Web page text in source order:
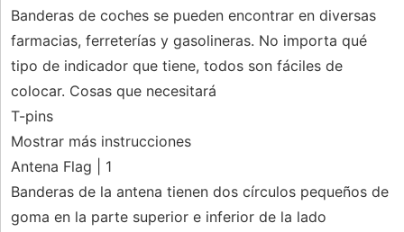
Banderas de coches se pueden encontrar en diversas
farmacias, ferreterías y gasolineras. No importa qué
tipo de indicador que tiene, todos son fáciles de
colocar. Cosas que necesitará
T-pins
Mostrar más instrucciones
Antena Flag | 1
Banderas de la antena tienen dos círculos pequeños de
goma en la parte superior e inferior de la lado